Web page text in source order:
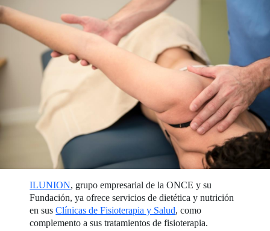
ILUNION, grupo empresarial de la ONCE y su
Fundación, ya ofrece servicios de dietética y nutrición
en susClínicas de Fisioterapia y Salud, como
complemento a sus tratamientos de fisioterapia.